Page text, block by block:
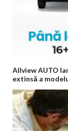
Allview AUTO
extinsă a